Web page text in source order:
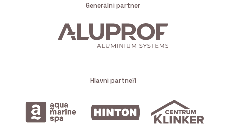
Generální partner
Hlavní partneři